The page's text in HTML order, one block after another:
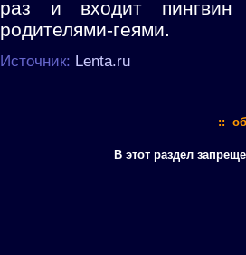
раз и входит пингвин
родителями-геями.
Источник: Lenta.ru
::
В этот раздел